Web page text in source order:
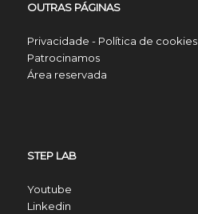
OUTRAS PÁGINAS
Privacidade - Política de cookies
Patrocinamos
Área reservada
STEP LAB
Youtube
Linkedin